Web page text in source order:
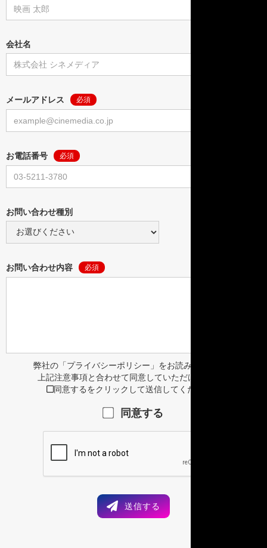
会社名
メールアドレス 必須
お電話番号 必須
お問い合わせ種別
お問い合わせ内容 必須
弊社の「プライバシーポリシー」 をお読みいただき、
上記注意事項と合わせて同意していただける場合、
同意するをクリックして送信してください。
同意する